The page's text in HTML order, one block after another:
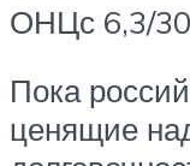
ОНЦс 6,3/
Пока
ценящие